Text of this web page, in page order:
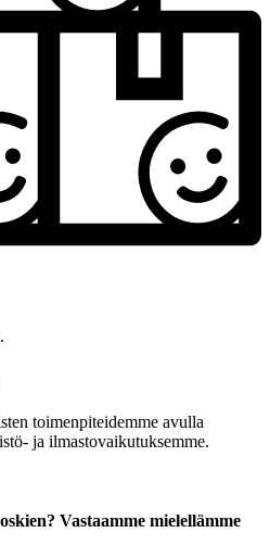
toimenpiteidemme avulla
ja ilmastovaikutuksemme.
Vastaamme mielellämme